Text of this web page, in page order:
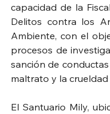
capacidad de la
Delitos contra los
Ambiente, con el
procesos de
sanción de
maltrato y la crueldad
El Santuario Mily,